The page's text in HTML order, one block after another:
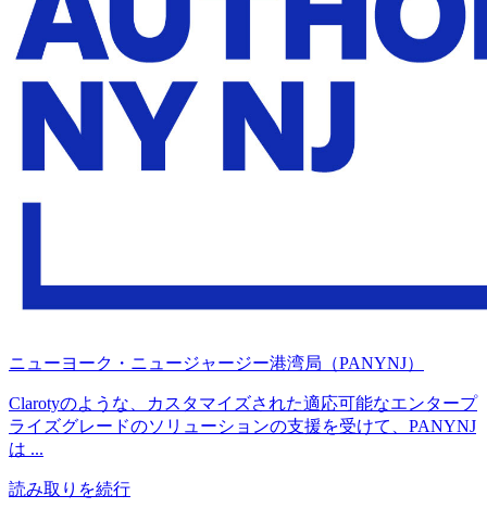
ニューヨーク・ニュージャージー港湾局（PANYNJ）
Clarotyのような、カスタマイズされた適応可能なエンタープ
ライズグレードのソリューションの支援を受けて、PANYNJ
は ...
読み取りを続行